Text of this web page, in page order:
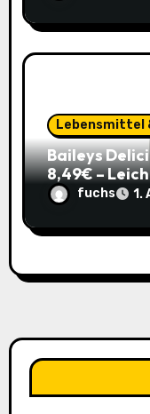
Lebensmittel
Baileys
8,49€ –
fuchs 1.